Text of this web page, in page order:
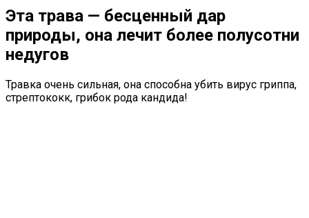
Эта трава — бесценный дар
природы, она лечит более полусотни
недугов
Травка очень сильная, она способна убить вирус гриппа,
стрептококк, грибок рода кандида!